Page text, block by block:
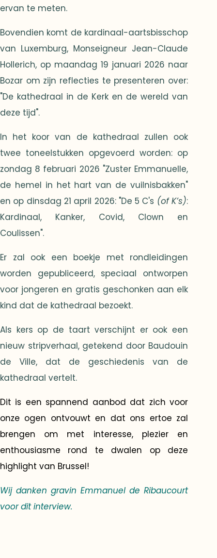
ervan te meten.
Bovendien komt de kardinaal-aartsbisschop
van Luxemburg, Monseigneur Jean-Claude
Hollerich, op maandag 19 januari 2026 naar
Bozar om zijn reflecties te presenteren over:
"De kathedraal in de Kerk en de wereld van
deze tijd".
In het koor van de kathedraal zullen ook
twee toneelstukken opgevoerd worden: op
zondag 8 februari 2026 "Zuster Emmanuelle,
de hemel in het hart van de vuilnisbakken"
en op dinsdag 21 april 2026: "De 5 C's (of K’s):
Kardinaal, Kanker, Covid, Clown en
Coulissen".
Er zal ook een boekje met rondleidingen
worden gepubliceerd, speciaal ontworpen
voor jongeren en gratis geschonken aan elk
kind dat de kathedraal bezoekt.
Als kers op de taart verschijnt er ook een
nieuw stripverhaal, getekend door Baudouin
de Ville, dat de geschiedenis van de
kathedraal vertelt.
Dit is een spannend aanbod dat zich voor
onze ogen ontvouwt en dat ons ertoe zal
brengen om met interesse, plezier en
enthousiasme rond te dwalen op deze
highlight van Brussel!
Wij danken gravin Emmanuel de Ribaucourt
voor dit interview.